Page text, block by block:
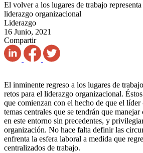
El volver a los lugares de trabajo
liderazgo organizacional
Liderazgo
16 Junio, 2021
Compartir
El inminente regreso a los lugares de
retos para el liderazgo organizacional.
que comienzan con el hecho de que el
temas centrales que se tendrán que
en este entorno sin precedentes, y
organización. No hace falta definir las
enfrenta la esfera laboral a medida que
centralizados de trabajo.